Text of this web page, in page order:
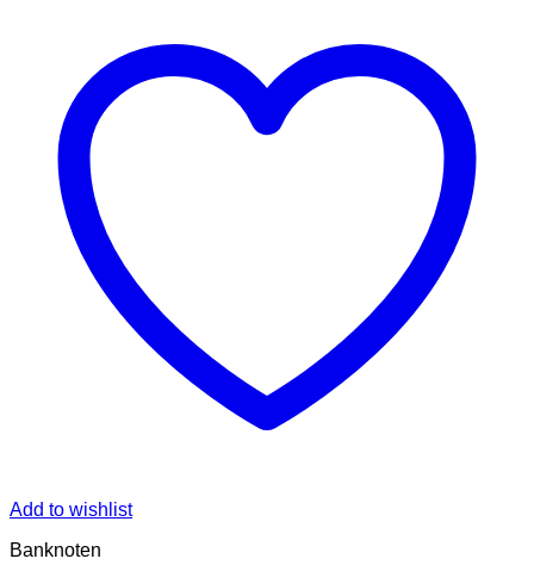
Add to wishlist
Banknoten